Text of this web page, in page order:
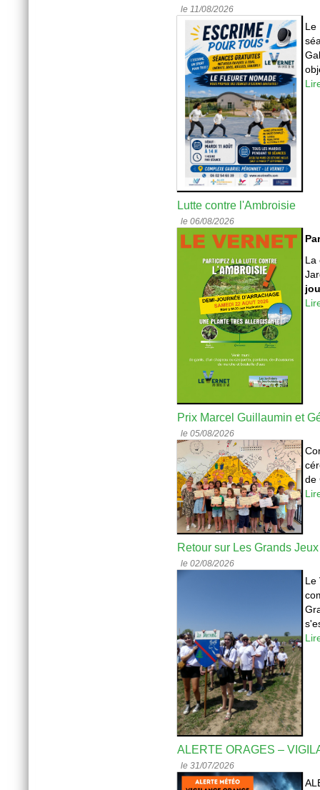
le 11/08/2026
Le
Lutte contre l'Ambroisie
le 06/08/2026
La
Prix Marcel Guillaumin et
le 05/08/2026
de
Retour sur Les Grands
le 02/08/2026
Le
ALERTE ORAGES –
le 31/07/2026